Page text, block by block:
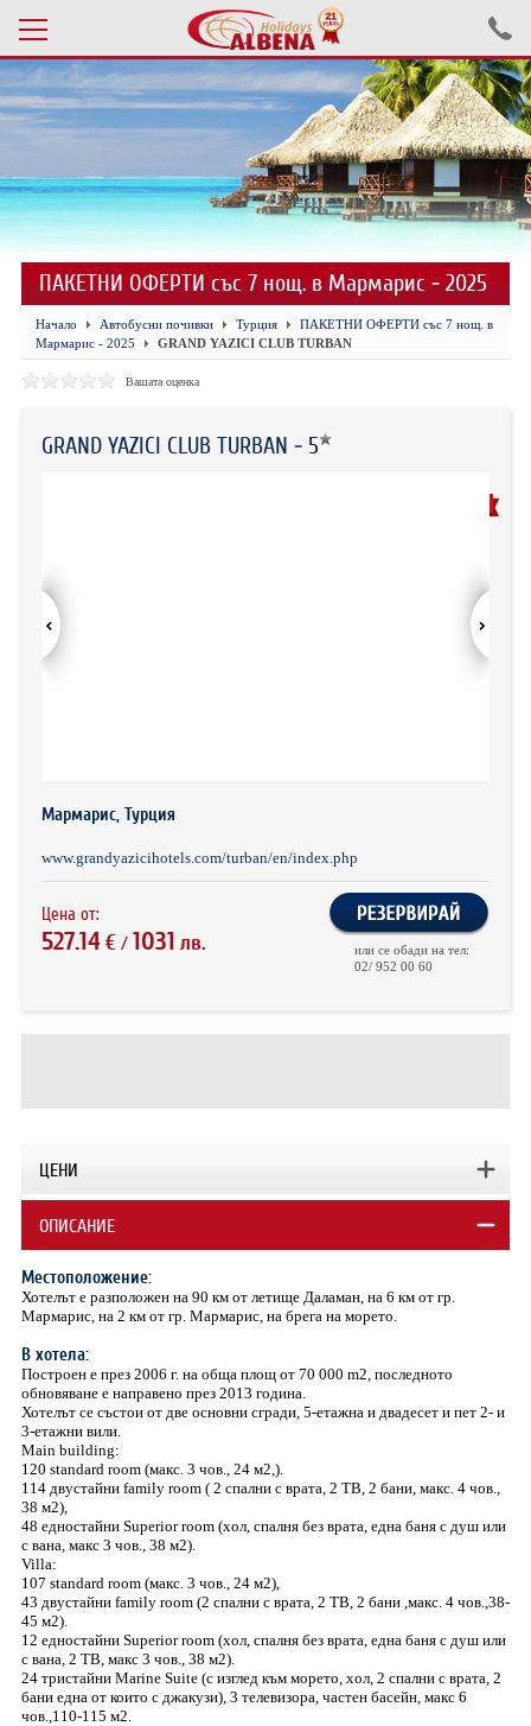
Проверка на резервация
ПОЧИВКИ С АВТОБУС 2026
ПОЧИВКИ СЪС САМОЛЕТ
ЕКСКУРЗИИ САМОЛЕТ
ЕКСКУРЗИИ АВТОБУС
БЪЛГАРИЯ
ХОТЕЛИ В ТУРЦИЯ
НОВА ГОДИНА 2027
ХОТЕЛИ В АЛБАНИЯ
ОБЩИ УСЛОВИЯ ПАКЕТНИ
ПАКЕТНИ ОФЕРТИ със 7 нощ. в Мармарис - 2025
Начало Автобусни почивки Турция
ПАКЕТНИ ОФЕРТИ със 7 нощ. в
Мармарис - 2025
GRAND YAZICI CLUB TURBAN
Вашата оценка
GRAND YAZICI CLUB TURBAN - 5
Мармарис, Турция
www.grandyazicihotels.com/turban/en/index.php
Цена от:
527.14€/ 1031 лв.
или се обади на тел:
02/ 952 00 60
ЦЕНИ
ОПИСАНИЕ
Местоположение:
Хотелът е разположен на 90 км от летище Даламан, на 6 км от гр.
Мармарис, на 2 км от гр. Мармарис, на брега на морето.
В хотела:
Построен е през 2006 г. на обща площ от 70 000 m2, последното
обновяване е направено през 2013 година.
Хотелът се състои от две основни сгради, 5-етажна и двадесет и пет 2- и
3-етажни вили.
Main building:
120 standard room (макс. 3 чов., 24 м2,).
114 двустайни family room ( 2 спални с врата, 2 ТВ, 2 бани, макс. 4 чов.,
38 м2),
48 едностайни Superior room (хол, спалня без врата, една баня с душ или
с вана, макс 3 чов., 38 м2).
Villa:
107 standard room (макс. 3 чов., 24 м2),
43 двустайни family room (2 спални с врата, 2 ТВ, 2 бани ,макс. 4 чов.,38-
45 м2).
12 едностайни Superior room (хол, спалня без врата, една баня с душ или
с вана, 2 ТВ, макс 3 чов., 38 м2).
24 тристайни Marine Suite (с изглед към морето, хол, 2 спални с врата, 2
бани една от които с джакузи), 3 телевизора, частен басейн, макс 6
чов.,110-115 м2.